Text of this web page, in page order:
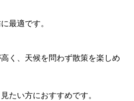
最適です。
く、天候を問わず散策を楽しめ
たい方におすすめです。